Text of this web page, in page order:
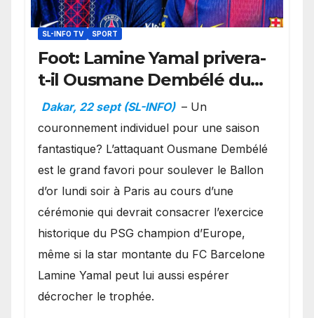
SL-INFO TV SPORT
Foot: Lamine Yamal privera-
t-il Ousmane Dembélé du
Ballon d’or ?
Dakar, 22 sept (SL-INFO) – Un
couronnement individuel pour une saison
fantastique? L’attaquant Ousmane Dembélé
est le grand favori pour soulever le Ballon
d’or lundi soir à Paris au cours d’une
cérémonie qui devrait consacrer l’exercice
historique du PSG champion d’Europe,
même si la star montante du FC Barcelone
Lamine Yamal peut lui aussi espérer
décrocher le trophée.